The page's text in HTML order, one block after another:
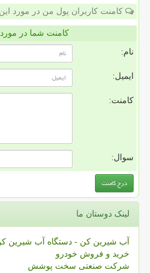
کامنت کاربران پول من در مورد
کامنت شما در
نام:
ایمیل:
کامنت:
سوال:
لینک دوستان ما
آب شیرین کن - دستگاه آب شیرین
خرید و فروش خودرو
شرکت صنعتی سخت پوشش